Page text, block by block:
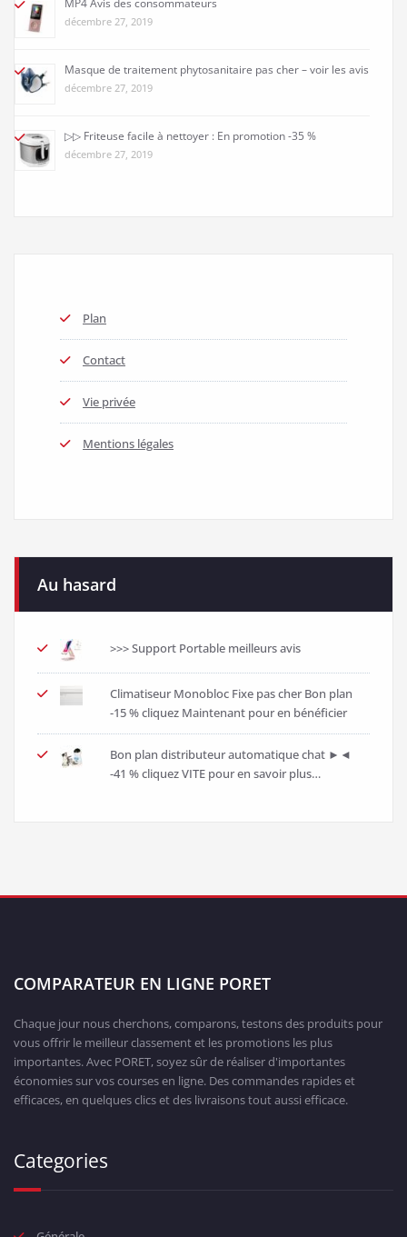
MP4 Avis des consommateurs
décembre 27, 2019
Masque de traitement phytosanitaire pas cher – voir les avis
décembre 27, 2019
▷▷ Friteuse facile à nettoyer : En promotion -35 %
décembre 27, 2019
Plan
Contact
Vie privée
Mentions légales
Au hasard
>>> Support Portable meilleurs avis
Climatiseur Monobloc Fixe pas cher Bon plan
-15 % cliquez Maintenant pour en bénéficier
Bon plan distributeur automatique chat ►◄
-41 % cliquez VITE pour en savoir plus…
COMPARATEUR EN LIGNE PORET
Chaque jour nous cherchons, comparons, testons des produits pour
vous offrir le meilleur classement et les promotions les plus
importantes. Avec PORET, soyez sûr de réaliser d'importantes
économies sur vos courses en ligne. Des commandes rapides et
efficaces, en quelques clics et des livraisons tout aussi efficace.
Categories